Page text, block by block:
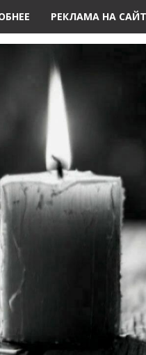
РЕКЛАМА НА